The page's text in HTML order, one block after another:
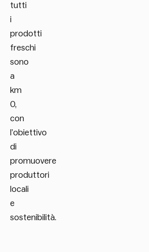
tutti
i
prodotti
freschi
sono
a
km
0,
con
l’obiettivo
di
promuovere
produttori
locali
e
sostenibilità.